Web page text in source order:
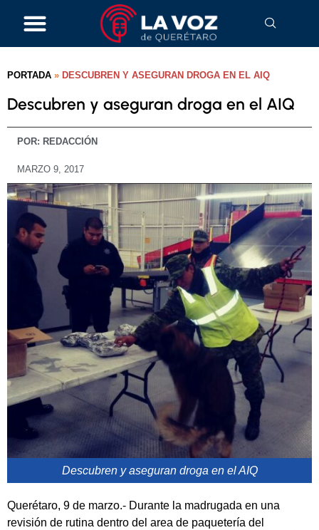
PORTADA » DESCUBREN Y ASEGURAN DROGA EN EL AIQ
Descubren y aseguran droga en el AIQ
POR: REDACCIÓN
MARZO 9, 2017
Descubren y aseguran droga en el AIQ
Querétaro, 9 de marzo.- Durante la madrugada en una
revisión de rutina dentro del area de paquetería del